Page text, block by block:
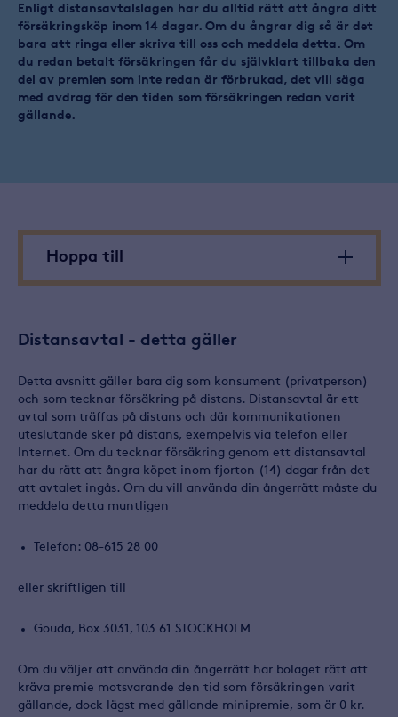
Enligt distansavtalslagen har du alltid rätt att ångra ditt
försäkringsköp inom 14 dagar. Om du ångrar dig så är det
bara att ringa eller skriva till oss och meddela detta. Om
du redan betalt försäkringen får du självklart tillbaka den
del av premien som inte redan är förbrukad, det vill säga
med avdrag för den tiden som försäkringen redan varit
gällande.
Hoppa till
Distansavtal - detta gäller
Detta avsnitt gäller bara dig som konsument (privatperson)
och som tecknar försäkring på distans. Distansavtal är ett
avtal som träffas på distans och där kommunikationen
uteslutande sker på distans, exempelvis via telefon eller
Internet. Om du tecknar försäkring genom ett distansavtal
har du rätt att ångra köpet inom fjorton (14) dagar från det
att avtalet ingås. Om du vill använda din ångerrätt måste du
meddela detta muntligen
Telefon: 08-615 28 00
eller skriftligen till
Gouda, Box 3031, 103 61 STOCKHOLM
Om du väljer att använda din ångerrätt har bolaget rätt att
kräva premie motsvarande den tid som försäkringen varit
gällande, dock lägst med gällande minipremie, som är 0 kr.